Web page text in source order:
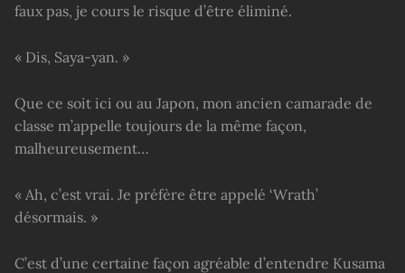
faux pas, je cours le risque d’être éliminé.
« Dis, Saya-yan. »
Que ce soit ici ou au Japon, mon ancien camarade de
classe m’appelle toujours de la même façon,
malheureusement…
« Ah, c’est vrai. Je préfère être appelé ‘Wrath’
désormais. »
C’est d’une certaine façon agréable d’entendre Kusama